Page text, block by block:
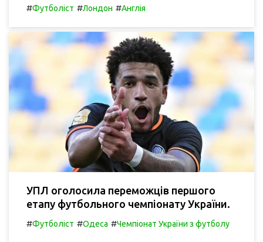
#Футболіст #Лондон #Англія
УПЛ оголосила переможців першого
етапу футбольного чемпіонату України.
#Футболіст #Одеса #Чемпіонат України з футболу